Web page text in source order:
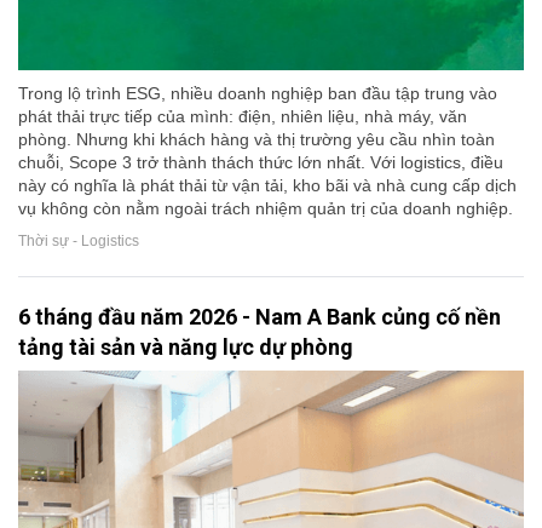
Trong lộ trình ESG, nhiều doanh nghiệp ban đầu tập trung vào
phát thải trực tiếp của mình: điện, nhiên liệu, nhà máy, văn
phòng. Nhưng khi khách hàng và thị trường yêu cầu nhìn toàn
chuỗi, Scope 3 trở thành thách thức lớn nhất. Với logistics, điều
này có nghĩa là phát thải từ vận tải, kho bãi và nhà cung cấp dịch
vụ không còn nằm ngoài trách nhiệm quản trị của doanh nghiệp.
Thời sự - Logistics
6 tháng đầu năm 2026 - Nam A Bank củng cố nền
tảng tài sản và năng lực dự phòng